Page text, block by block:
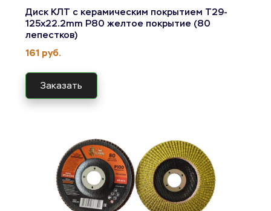
Диск КЛТ с керамическим покрытием T29-
125x22.2mm Р80 желтое покрытие (80
лепестков)
161 руб.
Заказать